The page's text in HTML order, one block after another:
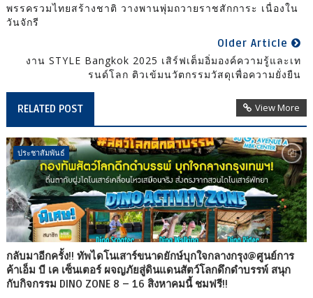
พรรครวมไทยสร้างชาติ วางพานพุ่มถวายราชสักการะ เนื่องใน
วันจักรี
Older Article
งาน STYLE Bangkok 2025 เสิร์ฟเต็มอิ่มองค์ความรู้และเท
รนด์โลก ติวเข้มนวัตกรรมวัสดุเพื่อความยั่งยืน
RELATED POST View More
ประชาสัมพันธ์
กลับมาอีกครั้ง!! ทัพไดโนเสาร์ขนาดยักษ์บุกใจกลางกรุง@ศูนย์การ
ค้าเอ็ม บี เค เซ็นเตอร์ ผจญภัยสู่ดินแดนสัตว์โลกดึกดำบรรพ์ สนุก
กับกิจกรรม DINO ZONE 8 – 16 สิงหาคมนี้ ชมฟรี!!